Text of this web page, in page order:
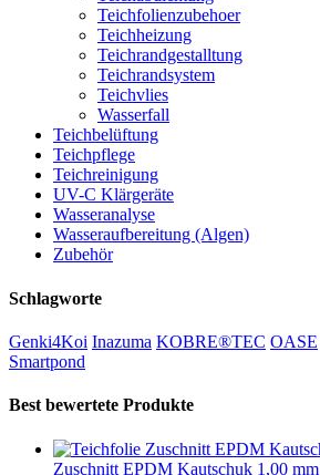
Teichfolienzubehoer
Teichheizung
Teichrandgestalltung
Teichrandsystem
Teichvlies
Wasserfall
Teichbelüftung
Teichpflege
Teichreinigung
UV-C Klärgeräte
Wasseranalyse
Wasseraufbereitung (Algen)
Zubehör
Schlagworte
Genki4Koi Inazuma KOBRE®TEC OASE
Smartpond
Best bewertete Produkte
Zuschnitt EPDM Kautschuk 1,00 mm